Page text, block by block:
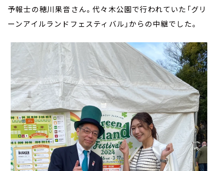
予報士の穂川果音さん。代々木公園で行われていた「グリ
ーンアイルランドフェスティバル」からの中継でした。